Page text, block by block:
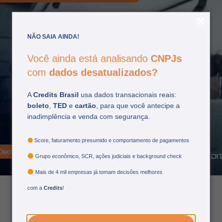
NÃO SAIA AINDA!
Você ainda está analisando CNPJs
com dados desatualizados?
ACredits Brasil usa dados transacionais reais:
boleto TED e cartão , para que você antecipe a
inadimplência e venda com segurança.
Score, faturamento presumido e comportamento de pagamentos
Grupo econômico, SCR, ações judiciais e background check
Mais de 4 mil empresas já tomam decisões melhores
com a Credits!
Transformação digital: 5
empresas